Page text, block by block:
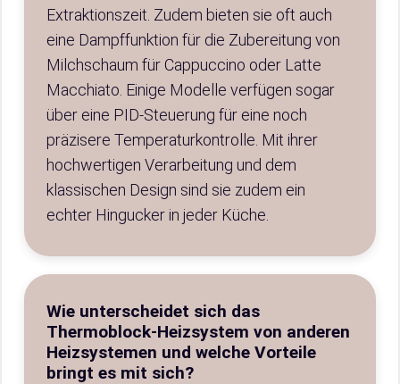
Extraktionszeit. Zudem bieten sie oft auch
eine Dampffunktion für die Zubereitung von
Milchschaum für Cappuccino oder Latte
Macchiato. Einige Modelle verfügen sogar
über eine PID-Steuerung für eine noch
präzisere Temperaturkontrolle. Mit ihrer
hochwertigen Verarbeitung und dem
klassischen Design sind sie zudem ein
echter Hingucker in jeder Küche.
Wie unterscheidet sich das
Thermoblock-Heizsystem von anderen
Heizsystemen und welche Vorteile
bringt es mit sich?